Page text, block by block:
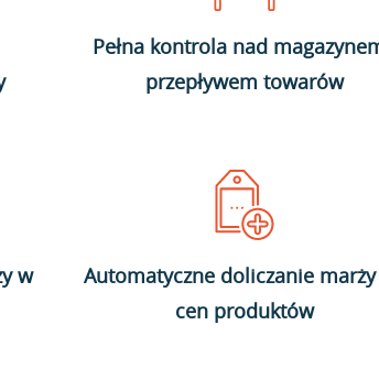
Pełna kontrola nad
przepływem towarów
w
Automatyczne doliczanie
cen produktów